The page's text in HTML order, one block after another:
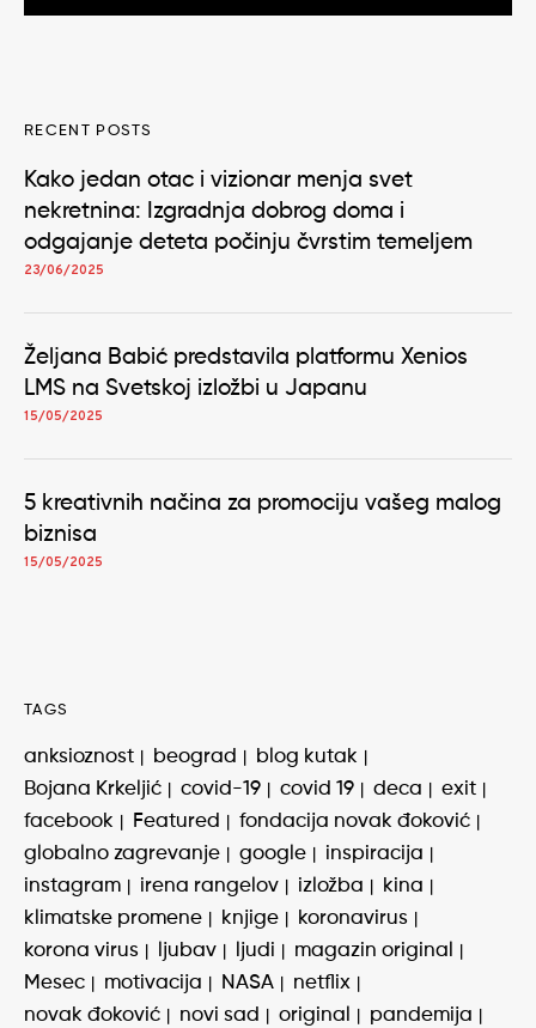
RECENT POSTS
Kako jedan otac i vizionar menja svet
nekretnina: Izgradnja dobrog doma i
odgajanje deteta počinju čvrstim temeljem
23/06/2025
Željana Babić predstavila platformu Xenios
LMS na Svetskoj izložbi u Japanu
15/05/2025
5 kreativnih načina za promociju vašeg malog
biznisa
15/05/2025
TAGS
anksioznost beograd
blog kutak
Bojana Krkeljić
covid-19 covid 19 deca
exit
facebook
Featured
fondacija novak đoković
globalno zagrevanje
google
inspiracija
instagram
irena rangelov izložba
kina
klimatske promene
knjige
koronavirus
korona virus
ljubav ljudi
magazin original
Mesec
motivacija NASA
netflix
novak đoković
novi sad original
pandemija